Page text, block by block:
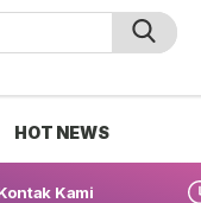
HOT NEWS
Kami